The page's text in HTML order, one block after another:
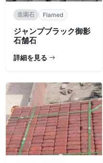
造園石 Flamed
ジャンプブラック御影
石舗石
詳細を見る